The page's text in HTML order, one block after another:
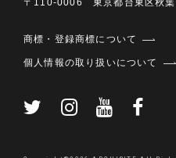
〒110-0006 東京都台東区秋
商標・登録商標について
個人情報の取り扱いについて